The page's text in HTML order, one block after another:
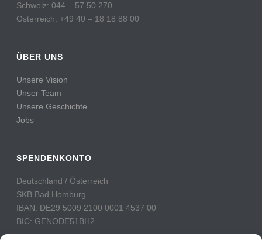
Schweiz: 044 – 57 50 270
Österreich: +49 40 – 18 18 88 00
ÜBER UNS
Unsere Vision
Unser Team
Unsere Geschichte
Jobs
SPENDENKONTO
Deutschland / Österreich
SKB Bad Homburg
IBAN: DE29 5009 2100 0001 4537 00
BIC: GENODE51BH2